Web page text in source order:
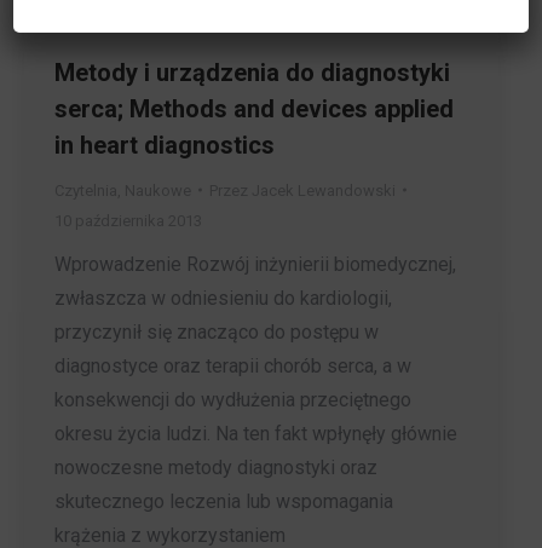
Metody i urządzenia do diagnostyki
serca; Methods and devices applied
in heart diagnostics
Wprowadzenie Rozwój inżynierii biomedycznej,
zwłaszcza w odniesieniu do kardiologii,
przyczynił się znacząco do postępu w
diagnostyce oraz terapii chorób serca, a w
konsekwencji do wydłużenia przeciętnego
okresu życia ludzi. Na ten fakt wpłynęły głównie
nowoczesne metody diagnostyki oraz
skutecznego leczenia lub wspomagania
krążenia z wykorzystaniem